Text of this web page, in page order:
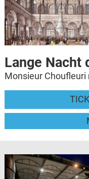
Lange Nacht
Monsieur Choufleuri